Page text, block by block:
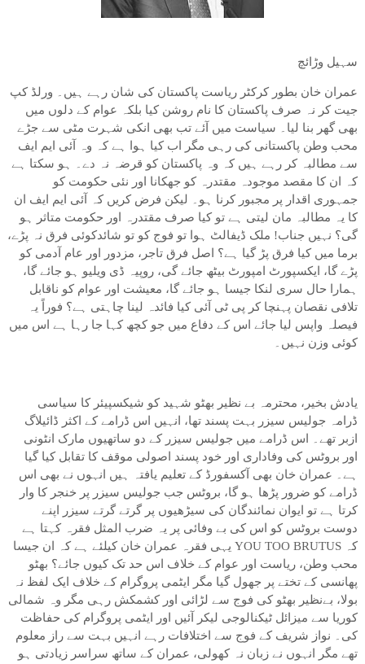
سہیل وڑائچ
عمران خان بطور کرکٹر ریاست پاکستان کی شان رہے ہیں۔ ورلڈ کپ
جیت کر نہ صرف پاکستان کا نام روشن کیا بلکہ عوام کے دلوں میں
بھی گھر بنا لیا۔ سیاست میں آئے تب بھی انکی شہرت مٹی سے جڑے
محب وطن پاکستانی کی رہی مگر اب کیا ہوا ہے کہ وہ آئی ایم ایف
سے مطالبہ کر رہے ہیں کہ وہ پاکستان کو قرضہ نہ دے۔ ہو سکتا ہے
کہ ان کا مقصد موجودہ مقتدرہ کو جھکانا اور نئی حکومت کو
جمہوری اقدار پر مجبور کرنا ہو۔ لیکن فرض کریں کہ آئی ایم ایف ان
کا یہ مطالبہ مان لیتی ہے تو کیا صرف مقتدرہ اور حکومت متاثر ہو
گی؟ نہیں جناب! ملک ڈیفالٹ ہوا تو فوج کو تو شائدکوئی فرق نہ پڑے،
برما میں کیا فرق پڑ گیا ہے؟ اصل فرق تاجر، مزدور اور عام آدمی کو
پڑے گا، ایکسپورٹ امپورٹ بیٹھ جائے گی، روپیہ ڈی ویلیو ہو جائے گا،
ہمارا حال سری لنکا جیسا ہو جائے گا، معیشت اور عوام کو ناقابل
تلافی نقصان پہنچا کر پی ٹی آئی کیا فائدہ لینا چاہتی ہے؟ فوراً یہ
فیصلہ واپس لیا جائے اس کے دفاع میں جو کچھ کہا جا رہا ہے اس میں
کوئی وزن نہیں۔
یادش بخیر، محترمہ بے نظیر بھٹو شہید کو شیکسپیئر کا سیاسی
ڈرامہ جولیس سیزر بہت پسند تھا، انہیں اس ڈرامے کے اکثر ڈائیلاگ
ازبر تھے۔ اس ڈرامے میں جولیس سیزر کے دو ساتھیوں مارک انٹونی
اور بروٹس کی وفاداری اور خود پسند اصولی موقف کا تقابل کیا گیا
ہے۔ عمران خان بھی آکسفورڈ کے تعلیم یافتہ ہیں انہوں نے بھی اس
ڈرامے کو ضرور پڑھا ہو گا، بروٹس جب جولیس سیزر پر خنجر کا وار
کرتا ہے تو ایوان نمائندگان کی سیڑھیوں پر گرتے گرتے سیزر اپنے
دوست بروٹس کو اس کی بے وفائی پر یہ ضرب المثل فقرہ کہتا ہے
کہ YOU TOO BRUTUS یہی فقرہ عمران خان کیلئے ہے کہ ان جیسا
محب وطن، ریاست اور عوام کے خلاف اس حد تک کیوں جائے؟ بھٹو
پھانسی کے تختے پر جھول گیا مگر ایٹمی پروگرام کے خلاف ایک لفظ نہ
بولا، بےنظیر بھٹو کی فوج سے لڑائی اور کشمکش رہی مگر وہ شمالی
کوریا سے میزائل ٹیکنالوجی لیکر آئیں اور ایٹمی پروگرام کی حفاظت
کی۔ نواز شریف کے فوج سے اختلافات رہے انہیں بہت سے راز معلوم
تھے مگر انہوں نے زبان نہ کھولی، عمران کے ساتھ سراسر زیادتی ہو